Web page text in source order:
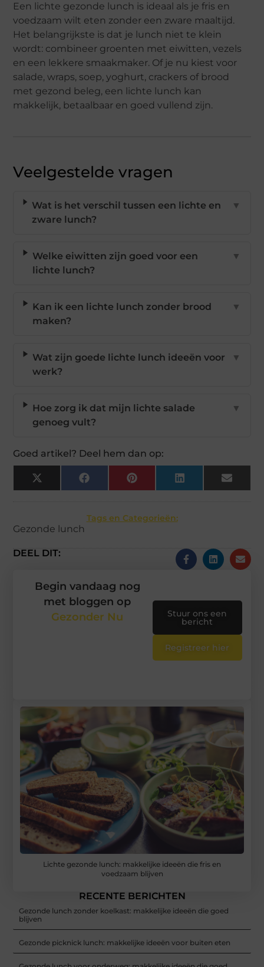
Een lichte gezonde lunch is ideaal als je fris en
voedzaam wilt eten zonder een zware maaltijd.
Het belangrijkste is dat je lunch niet te klein
wordt: combineer groenten met eiwitten, vezels
en een lekkere smaakmaker. Of je nu kiest voor
salade, wraps, soep, yoghurt, crackers of brood
met gezond beleg, een lichte lunch kan
makkelijk, betaalbaar en goed vullend zijn.
Veelgestelde vragen
Wat is het verschil tussen een lichte en
zware lunch?
▼
Welke eiwitten zijn goed voor een
lichte lunch?
▼
Kan ik een lichte lunch zonder brood
maken?
▼
Wat zijn goede lichte lunch ideeën voor
werk?
▼
Hoe zorg ik dat mijn lichte salade
genoeg vult?
▼
Goed artikel? Deel hem dan op:
X
(Twitter)
FacebookPinterestLinkedIn Email
Tags en Categorieën:
Gezonde lunch
DEEL DIT:
Lichte gezonde lunch: makkelijke ideeën die fris en
voedzaam blijven
RECENTE BERICHTEN
Gezonde lunch zonder koelkast: makkelijke ideeën die goed
blijven
Gezonde picknick lunch: makkelijke ideeën voor buiten eten
Begin vandaag nog
met bloggen op
Gezonder Nu
Stuur ons een
bericht
Registreer hier